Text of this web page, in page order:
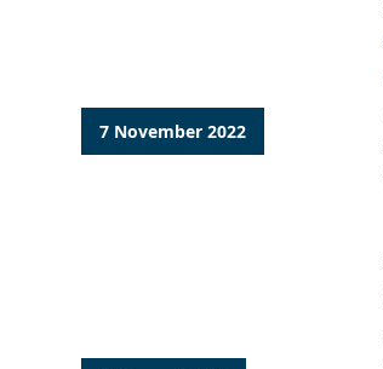
7 November 2022